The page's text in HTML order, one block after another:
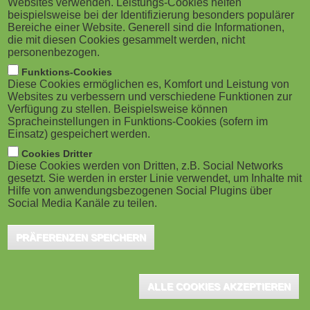
M
o
b
i
l
e
)
g
a
o
n
Stuttgart, Mai 2025 - Die 21. Stuttgarter
Wissensmanagement-Tage bieten
Interessierten die Gelegenheit, ihre
Erfahrungen und Erkenntnisse rund um
Wissensmanagement und Digitalisierung zu teilen. Ob
generative KI, virtuelle Assistenten, automatisierte
Geschäftsprozesse oder moderne IT-Tools – welche
Technologien und Strategien verändern derzeit
die Arbeitswelt? Die Einreichungsfrist endet am 23.
Juni 2025.
Konkret suchen die Organisatoren Praxisberichte und Workshop-
Anwenderbericht - Ihr
Websites verwenden. Leistungs-Cookies helfen
beispielsweise bei der Identifizierung besonders populärer
Bereiche einer Website. Generell sind die Informationen,
die mit diesen Cookies gesammelt werden, nicht
personenbezogen.
Funktions-Cookies
Diese Cookies ermöglichen es, Komfort und Leistung von
Websites zu verbessern und verschiedene Funktionen zur
Verfügung zu stellen. Beispielsweise können
Spracheinstellungen in Funktions-Cookies (sofern im
Einsatz) gespeichert werden.
Cookies Dritter
Diese Cookies werden von Dritten, z.B. Social Networks
gesetzt. Sie werden in erster Linie verwendet, um Inhalte mit
Hilfe von anwendungsbezogenen Social Plugins über
Social Media Kanäle zu teilen.
PRÄFERENZEN SPEICHERN
ALLE COOKIES AKZEPTIEREN